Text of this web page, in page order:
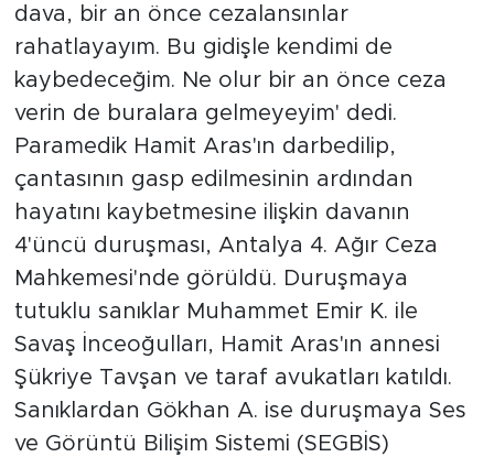
dava, bir an önce cezalansınlar
rahatlayayım. Bu gidişle kendimi de
kaybedeceğim. Ne olur bir an önce ceza
verin de buralara gelmeyeyim' dedi.
Paramedik Hamit Aras'ın darbedilip,
çantasının gasp edilmesinin ardından
hayatını kaybetmesine ilişkin davanın
4'üncü duruşması, Antalya 4. Ağır Ceza
Mahkemesi'nde görüldü. Duruşmaya
tutuklu sanıklar Muhammet Emir K. ile
Savaş İnceoğulları, Hamit Aras'ın annesi
Şükriye Tavşan ve taraf avukatları katıldı.
Sanıklardan Gökhan A. ise duruşmaya Ses
ve Görüntü Bilişim Sistemi (SEGBİS)